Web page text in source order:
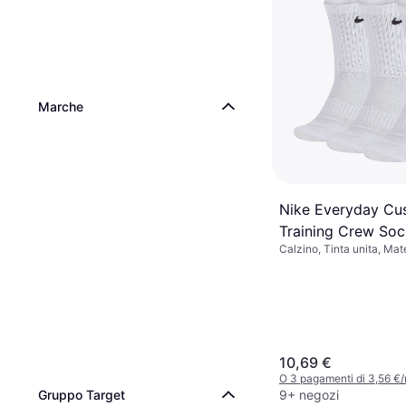
Marche
Gruppo Target
Nike Everyday
Training Crew
- White/Black
Calzino, Tinta unita,
10,69 €
O 3 pagamenti di 3,56
9+ negozi